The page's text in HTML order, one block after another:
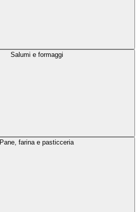
Salumi e formaggi
Pane, farina e pasticceria